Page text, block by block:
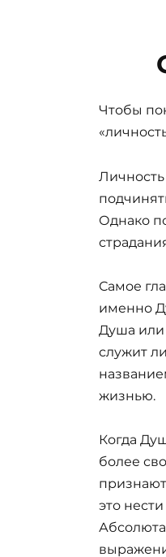
Чтобы
Однако
Самое
именно
Душа или
служит
жизнью.
Когда
более
это